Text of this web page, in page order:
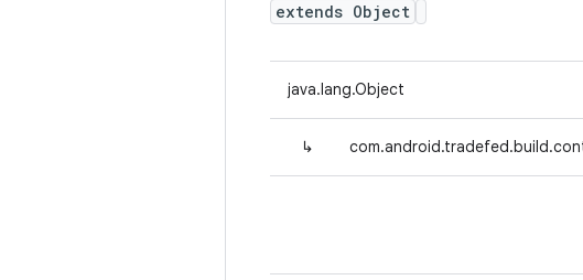
extends Object
java.lang.Object
↳